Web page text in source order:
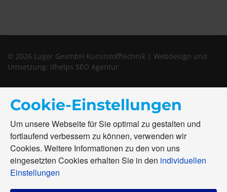
© 2026 Luger GesmbH Kunststofftechnik | Webdesign und
Umsetzung: ithelps SEO Agentur
Cookie-Einstellungen
Um unsere Webseite für Sie optimal zu gestalten und
fortlaufend verbessern zu können, verwenden wir
Cookies. Weitere Informationen zu den von uns
eingesetzten Cookies erhalten Sie in den individuellen
Einstellungen